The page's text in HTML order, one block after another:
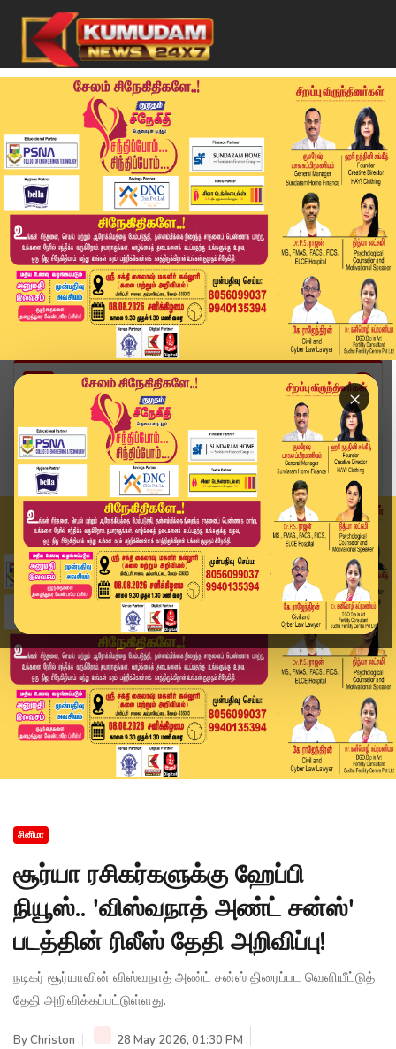
×
Home
சினிமா
சூர்யா ரசிகர்களுக்கு ஹேப்பி நியூஸ்.. 'விஸ்வநாத்...
சினிமா
சூர்யா ரசிகர்களுக்கு ஹேப்பி
நியூஸ்.. 'விஸ்வநாத் அண்ட் சன்ஸ்'
படத்தின் ரிலீஸ் தேதி அறிவிப்பு!
நடிகர் சூர்யாவின் விஸ்வநாத் அண்ட் சன்ஸ் திரைப்பட வெளியீட்டுத்
தேதி அறிவிக்கப்பட்டுள்ளது.
ByChriston
28 May 2026, 01:30 PM